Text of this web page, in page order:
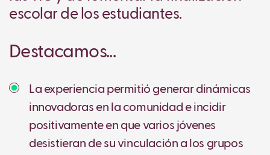
escolar de los estudiantes.
Destacamos...
La experiencia permitió generar dinámicas
innovadoras en la comunidad e incidir
positivamente en que varios jóvenes
desistieran de su vinculación a los grupos